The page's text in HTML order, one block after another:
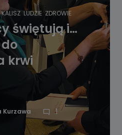
KALISZ LUDZIE ZDROWIE
świętują i…
krwi
Kurzawa 1